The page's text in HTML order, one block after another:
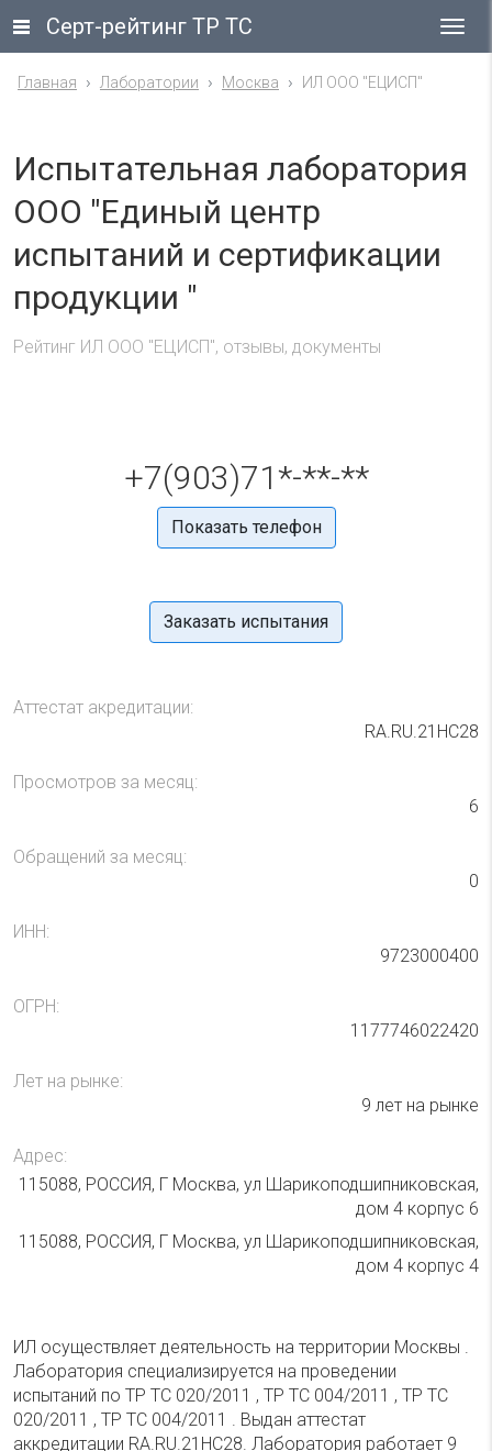
Серт-рейтинг ТР ТС
Главная Лаборатории Москва ИЛ ООО "ЕЦИСП"
Испытательная лаборатория
ООО "Единый центр
испытаний и сертификации
продукции "
Рейтинг ИЛ ООО "ЕЦИСП", отзывы, документы
+7(903)71*-**-**
Показать телефон
Заказать испытания
Аттестат акредитации:
RA.RU.21НС28
Просмотров за месяц:
6
Обращений за месяц:
0
ИНН:
9723000400
ОГРН:
1177746022420
Лет на рынке:
9 лет на рынке
Адрес:
115088, РОССИЯ, Г Москва, ул Шарикоподшипниковская,
дом 4 корпус 6
115088, РОССИЯ, Г Москва, ул Шарикоподшипниковская,
дом 4 корпус 4
ИЛ осуществляет деятельность на территории Москвы .
Лаборатория специализируется на проведении
испытаний по ТР ТС 020/2011 , ТР ТС 004/2011 , ТР ТС
020/2011 , ТР ТС 004/2011 . Выдан аттестат
аккредитации RA.RU.21НС28. Лаборатория работает 9